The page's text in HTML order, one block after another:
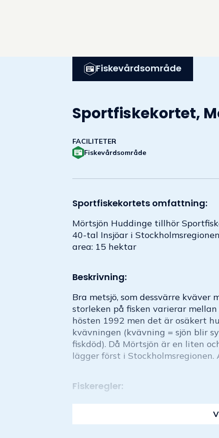
Fiskevårdsområde
Sportfiskekortet,
FACILITETER
Fiskevårdsområde
Sportfiskekortets omfattning:
Mörtsjön Huddinge tillhör
40-tal Insjöar i
area: 15 hektar
Beskrivning:
Bra metsjö, som dessvärre
storleken på fisken varierar
hösten 1992 men det är osäkert
kvävningen (kvävning = sjön blir
fiskdöd). Då Mörtsjön är en liten
lägger först i
Fiskeregler:
Se allmänna bestämmelser